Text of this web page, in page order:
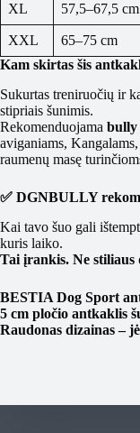
XL 57,5–67,5 cm
XXL
65–75 cm
Kam skirtas šis
Sukurtas treniruočių ir
stipriais šunimis.
Rekomenduojama bully
aviganiams,
raumenų masę
✅ DGNBULLY
Kai tavo šuo gali
kuris laiko.
Tai įrankis. Ne stiliaus
BESTIA Dog Sport
5 cm pločio antkaklis
Raudonas dizainas –